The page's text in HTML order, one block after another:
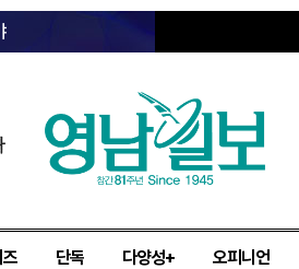
즈 단독 다양성+ 오피니언